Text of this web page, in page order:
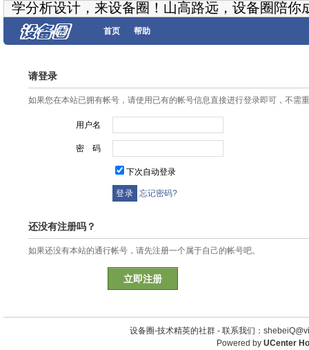
学分析设计，来设备圈！山高路远，设备圈陪你
首页 帮助
请登录
如果您在本站已拥有帐号，请使用已有的帐号信息直接进行登录即可，不需
用户名
密 码
下次自动登录
忘记密码?
还没有注册吗？
如果还没有本站的通行帐号，请先注册一个属于自己的帐号吧。
立即注册
设备圈-技术精英的社群 - 联系我们：
Powered by UCenter